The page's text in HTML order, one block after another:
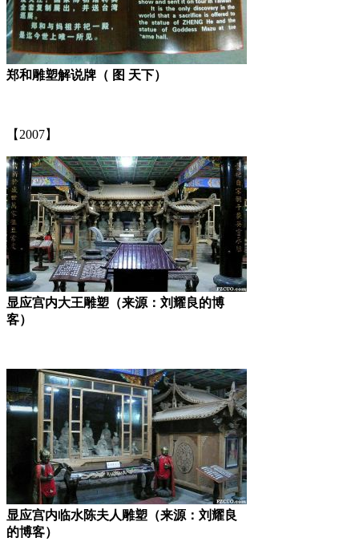
郑和雕塑解说牌（ 图 天下）
【2007】
显应宫内大王雕塑（来源：刘耀良的博
客）
显应宫内临水陈夫人雕塑（来源：刘耀良
的博客）